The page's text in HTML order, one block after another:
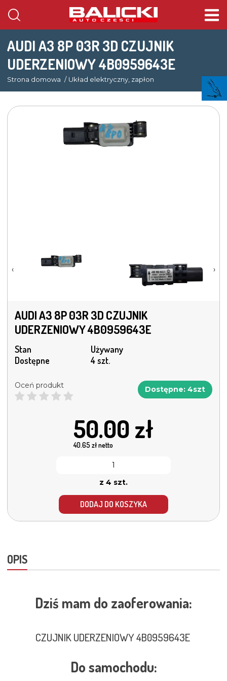
AUDI A3 8P 03R 3D CZUJNIK
UDERZENIOWY 4B0959643E
Strona domowa Układ elektryczny, zapłon
‹ ›
AUDI A3 8P 03R 3D CZUJNIK
UDERZENIOWY 4B0959643E
Stan
Używany
Dostępne
4 szt.
Oceń produkt Dostępne: 4szt
50.00 zł
40.65zł netto
z 4 szt.
DODAJ DO KOSZYKA
OPIS
Dziś mam do zaoferowania:
CZUJNIK UDERZENIOWY 4B0959643E
Do samochodu: